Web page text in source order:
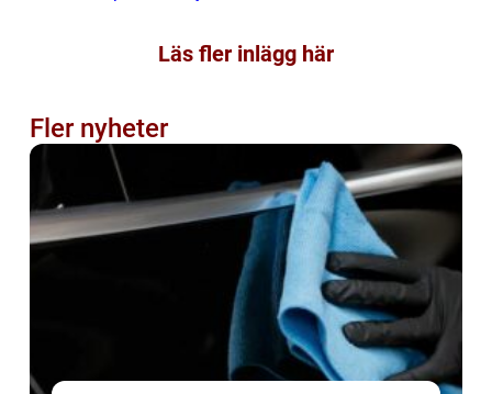
Läs fler inlägg här
Fler nyheter